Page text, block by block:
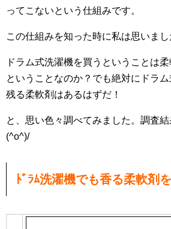
ってこないという仕組みです。
この仕組みを知った時に私は思いまし
ドラム式洗濯機を買うということは
ということなのか？でも絶対にドラ
残る柔軟剤はあるはずだ！
と、思い色々調べてみました。調査
(^o^)/
ﾄﾞﾗﾑ洗濯機でも香る柔軟剤